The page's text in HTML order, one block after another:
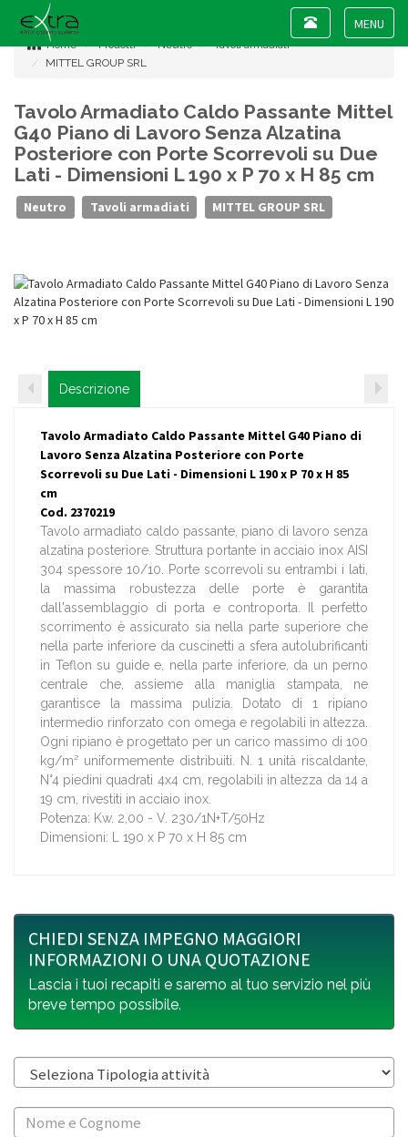
Toggle
Toggle
navigation
Home Prodotti Neutro
Tavoli armadiati
MITTEL GROUP SRL
Tavolo Armadiato Caldo Passante Mittel
G40 Piano di Lavoro Senza Alzatina
Posteriore con Porte Scorrevoli su Due
Lati - Dimensioni L 190 x P 70 x H 85 cm
Neutro Tavoli armadiati MITTEL GROUP SRL
Descrizione
Tavolo Armadiato Caldo Passante Mittel G40 Piano di
Lavoro Senza Alzatina Posteriore con Porte
Scorrevoli su Due Lati - Dimensioni L 190 x P 70 x H 85
cm
Cod. 2370219
Tavolo armadiato caldo passante, piano di lavoro senza
alzatina posteriore. Struttura portante in acciaio inox AISI
304 spessore 10/10. Porte scorrevoli su entrambi i lati,
la massima robustezza delle porte è garantita
dall'assemblaggio di porta e controporta. Il perfetto
scorrimento è assicurato sia nella parte superiore che
nella parte inferiore da cuscinetti a sfera autolubrificanti
in Teflon su guide e, nella parte inferiore, da un perno
centrale che, assieme alla maniglia stampata, ne
garantisce la massima pulizia. Dotato di 1 ripiano
intermedio rinforzato con omega e regolabili in altezza.
Ogni ripiano è progettato per un carico massimo di 100
kg/m² uniformemente distribuiti. N. 1 unità riscaldante,
N°4 piedini quadrati 4x4 cm, regolabili in altezza da 14 a
19 cm, rivestiti in acciaio inox.
Potenza: Kw. 2,00 - V. 230/1N+T/50Hz
Dimensioni: L 190 x P 70 x H 85 cm
CHIEDI SENZA IMPEGNO MAGGIORI
INFORMAZIONI O UNA QUOTAZIONE
Lascia i tuoi recapiti e saremo al tuo servizio nel più
breve tempo possibile.